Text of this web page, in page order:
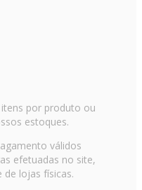
por produto ou
estoques.
válidos
efetuadas no site,
de lojas físicas.